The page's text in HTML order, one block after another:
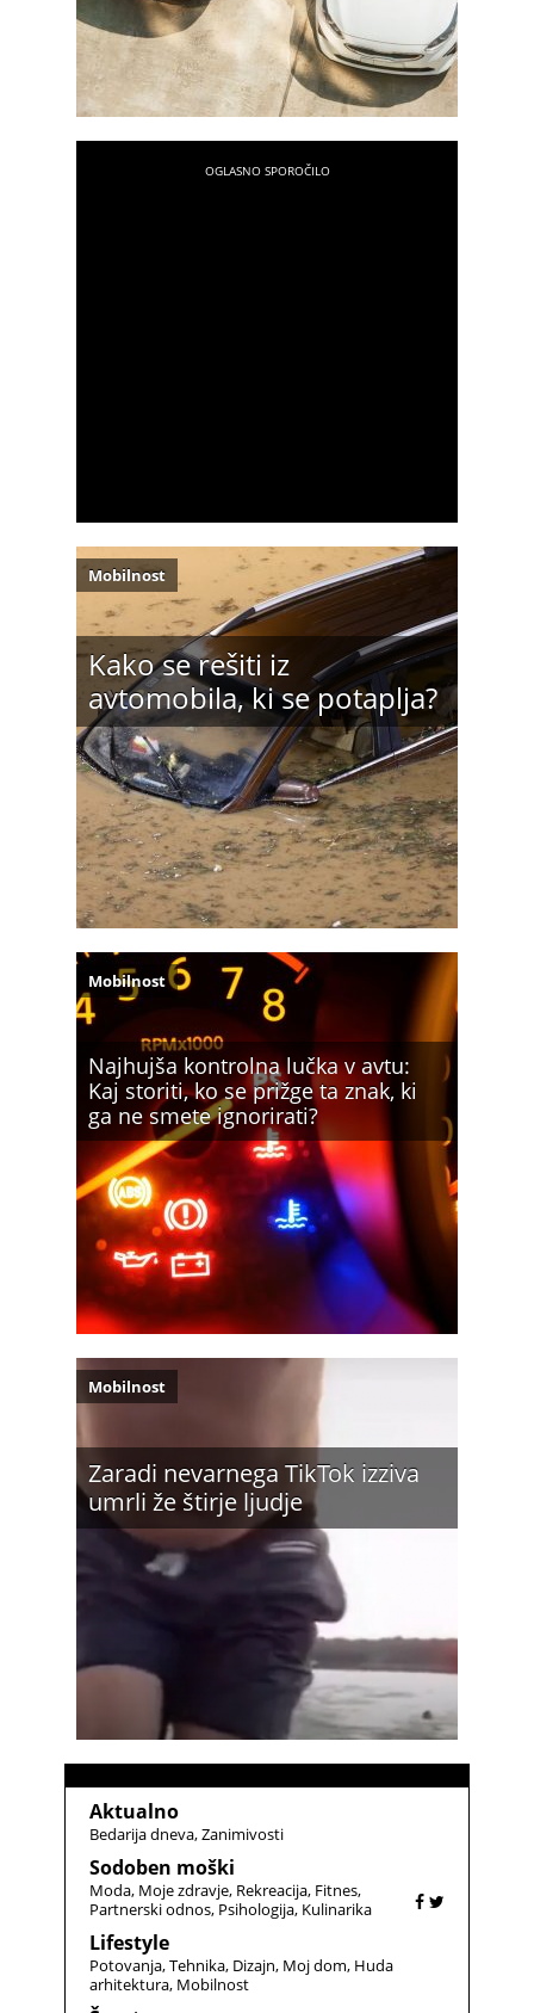
Kako se rešiti iz
avtomobila, ki se potaplja?
Mobilnost
Najhujša kontrolna lučka v avtu:
Kaj storiti, ko se prižge ta znak, ki
ga ne smete ignorirati?
Mobilnost
Zaradi nevarnega TikTok izziva
umrli že štirje ljudje
Mobilnost
Aktualno
Bedarija dneva Zanimivosti
Sodoben moški
Moda Moje zdravje Rekreacija Fitnes
Partnerski odnos Psihologija Kulinarika
Lifestyle
Potovanja Tehnika Dizajn Moj dom Huda
arhitektura Mobilnost